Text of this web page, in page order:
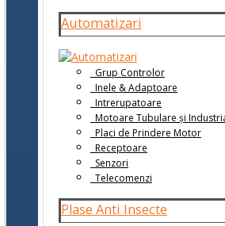
Automatizari
Grup Controlor
Inele & Adaptoare
Intrerupatoare
Motoare Tubulare și
Placi de Prindere Motor
Receptoare
Senzori
Telecomenzi
Plase Anti Insecte